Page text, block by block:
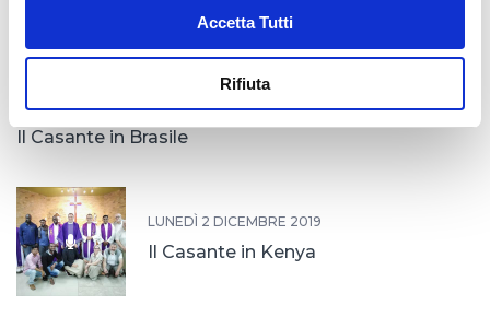
Accetta Tutti
Rifiuta
MARTEDÌ 31 DICEMBRE 2019
Il Casante in Brasile
LUNEDÌ 2 DICEMBRE 2019
Il Casante in Kenya